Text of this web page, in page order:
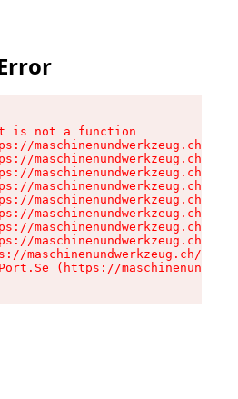
is not a function
maschinenundwerkzeug.ch/
maschinenundwerkzeug.ch/
maschinenundwerkzeug.ch/
maschinenundwerkzeug.ch/
maschinenundwerkzeug.ch/
maschinenundwerkzeug.ch/
maschinenundwerkzeug.ch/
maschinenundwerkzeug.ch/
maschinenundwerkzeug.ch/
(https://